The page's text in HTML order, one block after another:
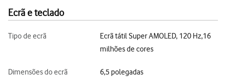
Ecrã e teclado
Tipo de ecrã
Ecrã tátil Super AMOLED, 120 Hz,16
milhões de cores
Dimensões do ecrã 6,5 polegadas